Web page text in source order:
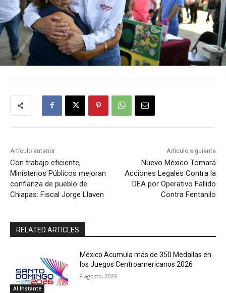
Artículo anterior
Con trabajo eficiente,
Ministerios Públicos mejoran
confianza de pueblo de
Chiapas: Fiscal Jorge Llaven
Artículo siguiente
Nuevo México Tomará
Acciones Legales Contra la
DEA por Operativo Fallido
Contra Fentanilo
RELATED ARTICLES
Al Instante
México Acumula más de 350 Medallas en
los Juegos Centroamericanos 2026
8 agosto, 2026